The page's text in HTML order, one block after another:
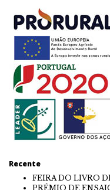
Recente
FEIRA DO LIVRO
PRÉMIO DE